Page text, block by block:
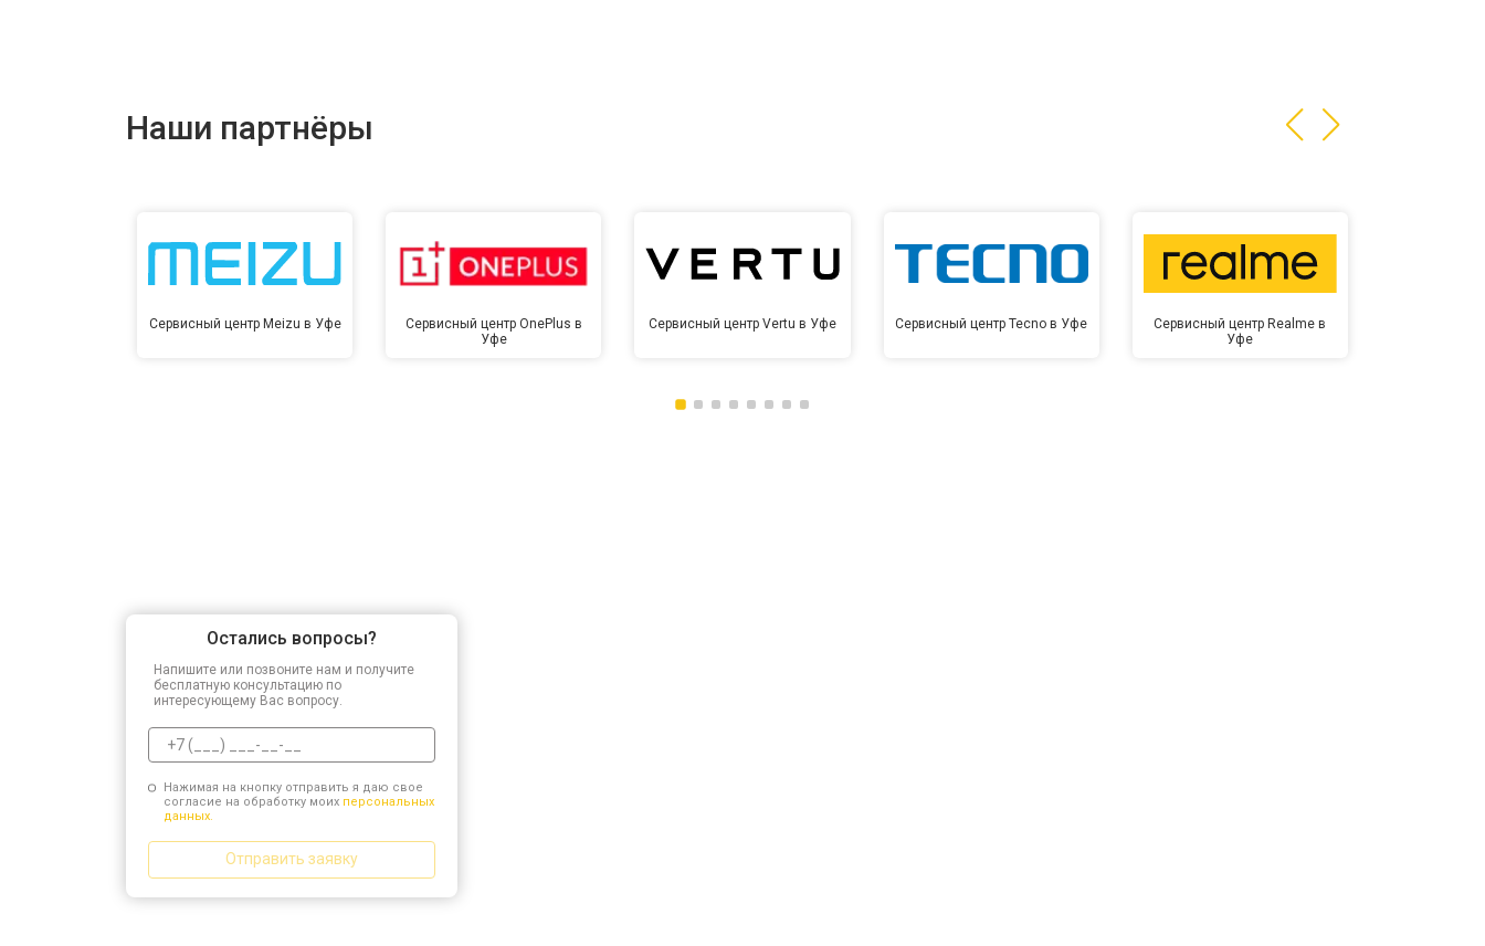
Наши партнёры
Сервисный центр Meizu в Уфе
Сервисный центр OnePlus в
Уфе
Сервисный центр Vertu в Уфе Сервисный центр Tecno в Уфе
Сервисный центр Realme в
Уфе
Остались вопросы?
Напишите или позвоните нам и получите
бесплатную консультацию по
интересующему Вас вопросу.
Нажимая на кнопку отправить я даю свое
согласие на обработку моих персональных
данных.
Отправить заявку